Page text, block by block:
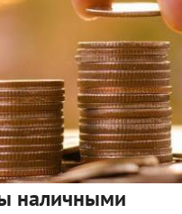
наличными